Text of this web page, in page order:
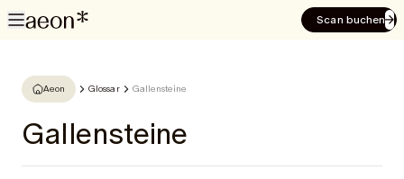
Scan buchen
Aeon Glossar Gallensteine
Gallensteine